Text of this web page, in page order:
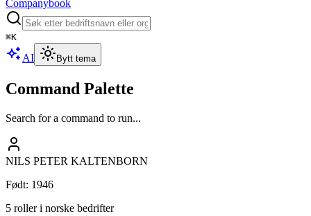
Companybook
⌘K
AI Bytt tema
Command Palette
Search for a command to run...
NILS PETER KALTENBORN
Født: 1946
5 roller i norske bedrifter